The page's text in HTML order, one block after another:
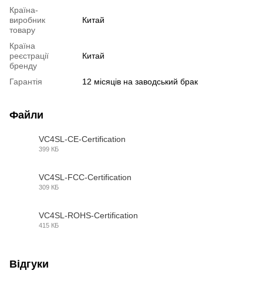
Країна-
виробник
товару
Китай
Країна
реєстрації
бренду
Китай
Гарантія 12 місяців на заводський брак
Файли
VC4SL-CE-Certification
399 КБ
VC4SL-FCC-Certification
309 КБ
VC4SL-ROHS-Certification
415 КБ
Відгуки